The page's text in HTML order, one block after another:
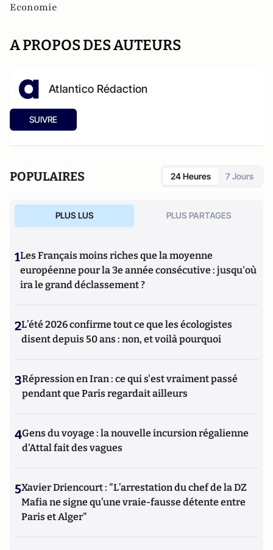
Economie
A PROPOS DES AUTEURS
Atlantico Rédaction
SUIVRE
POPULAIRES 24 Heures 7 Jours
PLUS LUS PLUS PARTAGES
1Les Français moins riches que la moyenne
européenne pour la 3e année consécutive : jusqu'où
ira le grand déclassement ?
2L’été 2026 confirme tout ce que les écologistes
disent depuis 50 ans : non, et voilà pourquoi
3Répression en Iran : ce qui s'est vraiment passé
pendant que Paris regardait ailleurs
4Gens du voyage : la nouvelle incursion régalienne
d'Attal fait des vagues
5Xavier Driencourt : "L’arrestation du chef de la DZ
Mafia ne signe qu’une vraie-fausse détente entre
Paris et Alger"